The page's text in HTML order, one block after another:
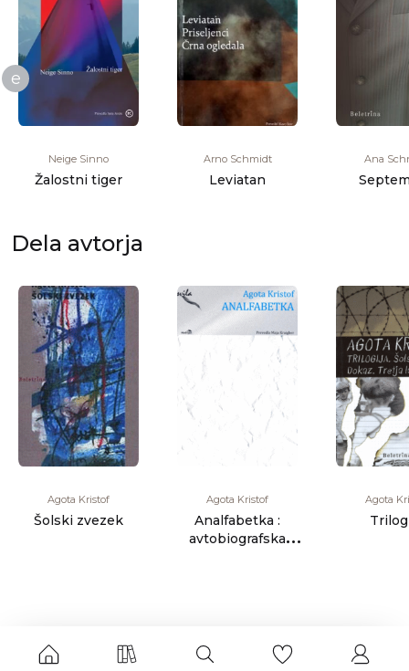
e
Neige Sinno
Žalostni tiger
Arno Schmidt
Leviatan
Ana
Dela avtorja
Agota Kristof
Šolski zvezek
Agota Kristof
Analfabetka :
avtobiografska
Agota